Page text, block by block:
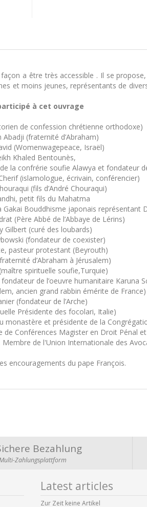
a être très accessible . Il se
et moins jeunes, représentants de
à cet ouvrage
de confession chrétienne orthodoxe)
Abadji (fraternité d’Abraham)
(Womenwagepeace, Israël)
Khaled Bentounès,
la confrérie soufie Alawya et fondateur
(islamologue, écrivain, conférencier)
(fils d’André Chouraqui)
petit fils du Mahatma
Gakai Bouddhisme japonais représentant
(Père Abbé de l’Abbaye de Lérins)
Gilbert (curé des loubards)
(fondateur de coexister)
pasteur protestant (Beyrouth)
d’Abraham à Jérusalem)
spirituelle soufie,Turquie)
de l’oeuvre humanitaire Karuna
ancien grand rabbin émérite de France)
(fondateur de l’Arche)
Présidente des focolari, Italie)
monastère et présidente de la
Conférences Magister en Droit Pénal
de l'Union Internationale des
encouragements du pape François.
Bezahlung
Zahlungsplattform
Latest articles
Zur Zeit keine Artikel